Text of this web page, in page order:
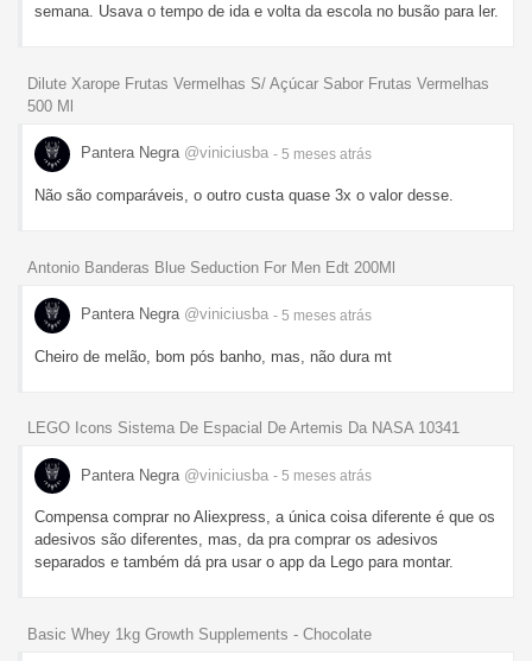
semana. Usava o tempo de ida e volta da escola no busão para ler.
Dilute Xarope Frutas Vermelhas S/ Açúcar Sabor Frutas Vermelhas
500 Ml
Pantera Negra @viniciusba - 5 meses atrás
Não são comparáveis, o outro custa quase 3x o valor desse.
Antonio Banderas Blue Seduction For Men Edt 200Ml
Pantera Negra @viniciusba - 5 meses atrás
Cheiro de melão, bom pós banho, mas, não dura mt
LEGO Icons Sistema De Espacial De Artemis Da NASA 10341
Pantera Negra @viniciusba - 5 meses atrás
Compensa comprar no Aliexpress, a única coisa diferente é que os
adesivos são diferentes, mas, da pra comprar os adesivos
separados e também dá pra usar o app da Lego para montar.
Basic Whey 1kg Growth Supplements - Chocolate